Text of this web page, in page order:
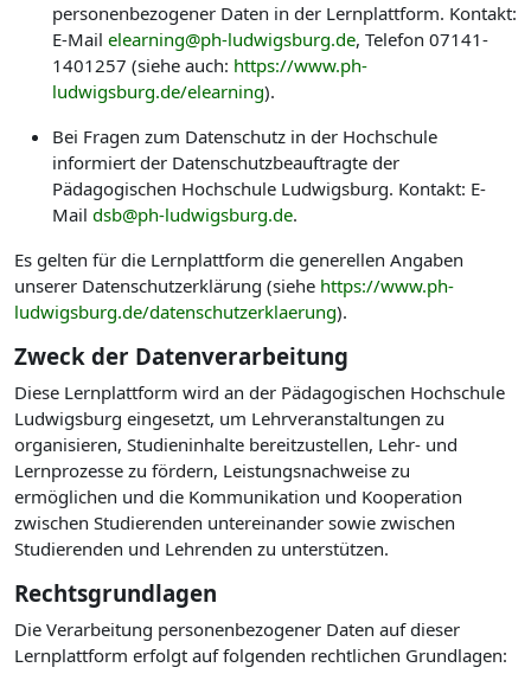
personenbezogener Daten in der Lernplattform. Kontakt:
E-Mail elearning@ph-ludwigsburg.de, Telefon 07141-
1401257 (siehe auch: https://www.ph-
ludwigsburg.de/elearning).
Bei Fragen zum Datenschutz in der Hochschule
informiert der Datenschutzbeauftragte der
Pädagogischen Hochschule Ludwigsburg. Kontakt: E-
Mail dsb@ph-ludwigsburg.de.
Es gelten für die Lernplattform die generellen Angaben
unserer Datenschutzerklärung (siehe https://www.ph-
ludwigsburg.de/datenschutzerklaerung).
Zweck der Datenverarbeitung
Diese Lernplattform wird an der Pädagogischen Hochschule
Ludwigsburg eingesetzt, um Lehrveranstaltungen zu
organisieren, Studieninhalte bereitzustellen, Lehr- und
Lernprozesse zu fördern, Leistungsnachweise zu
ermöglichen und die Kommunikation und Kooperation
zwischen Studierenden untereinander sowie zwischen
Studierenden und Lehrenden zu unterstützen.
Rechtsgrundlagen
Die Verarbeitung personenbezogener Daten auf dieser
Lernplattform erfolgt auf folgenden rechtlichen Grundlagen: